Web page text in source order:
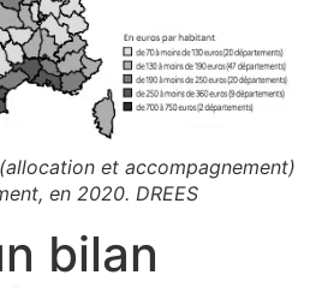
et accompagnement)
en 2020. DREES
bilan